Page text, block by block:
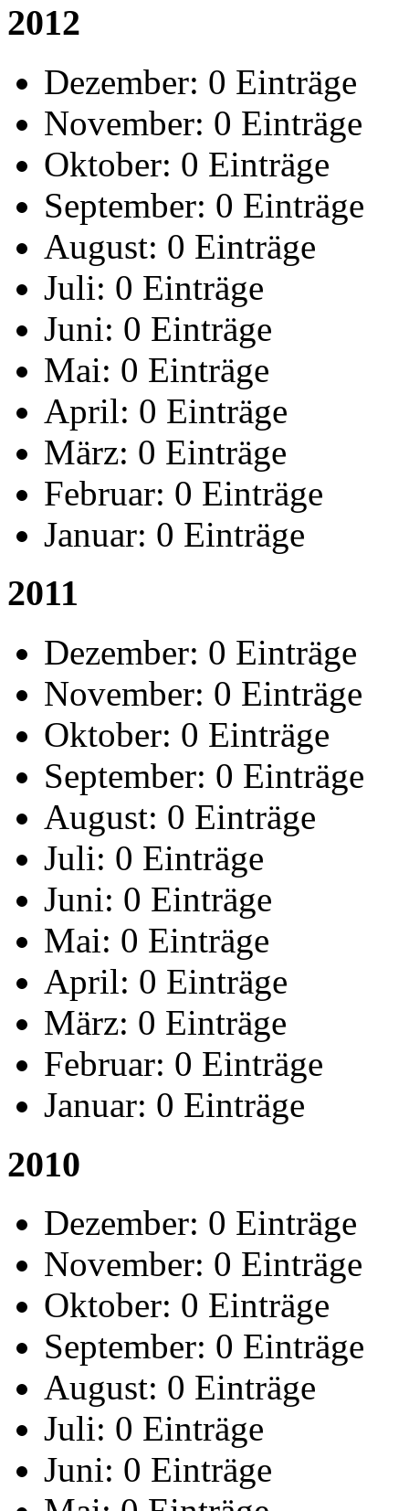
2012
Dezember: 0 Einträge
November: 0 Einträge
Oktober: 0 Einträge
September: 0 Einträge
August: 0 Einträge
Juli: 0 Einträge
Juni: 0 Einträge
Mai: 0 Einträge
April: 0 Einträge
März: 0 Einträge
Februar: 0 Einträge
Januar: 0 Einträge
2011
Dezember: 0 Einträge
November: 0 Einträge
Oktober: 0 Einträge
September: 0 Einträge
August: 0 Einträge
Juli: 0 Einträge
Juni: 0 Einträge
Mai: 0 Einträge
April: 0 Einträge
März: 0 Einträge
Februar: 0 Einträge
Januar: 0 Einträge
2010
Dezember: 0 Einträge
November: 0 Einträge
Oktober: 0 Einträge
September: 0 Einträge
August: 0 Einträge
Juli: 0 Einträge
Juni: 0 Einträge